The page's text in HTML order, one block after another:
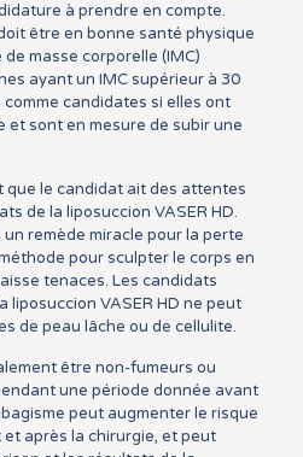
à prendre en compte.
être en bonne santé physique
masse corporelle (IMC)
ayant un IMC supérieur à 30
candidates si elles ont
et sont en mesure de subir une
que le candidat ait des attentes
de la liposuccion VASER HD.
remède miracle pour la perte
pour sculpter le corps en
tenaces. Les candidats
liposuccion VASER HD ne peut
de peau lâche ou de cellulite.
être non-fumeurs ou
une période donnée avant
peut augmenter le risque
après la chirurgie, et peut